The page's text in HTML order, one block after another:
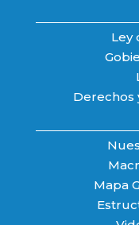
Ley
Derechos
Mapa